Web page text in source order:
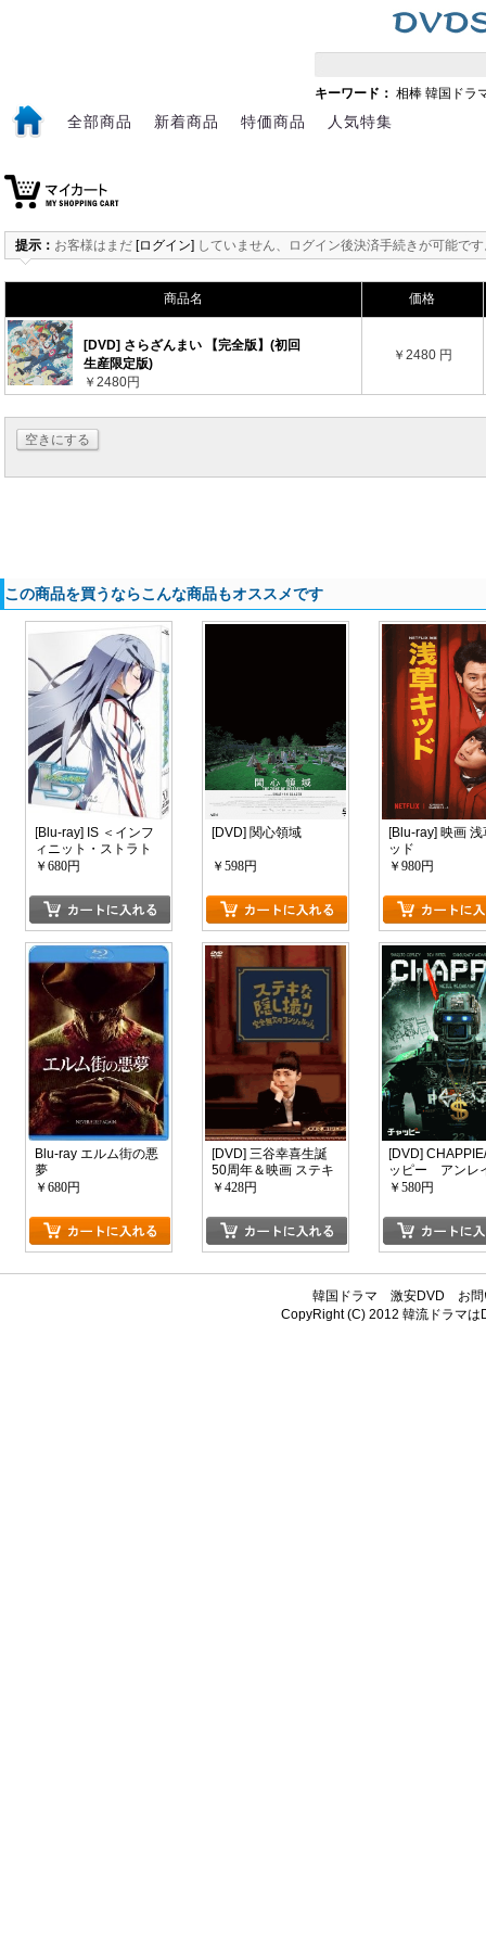
キーワード： 相棒 韓国ドラ
全部商品 新着商品 特価商品 人気特集
提示： お客様はまだ [ログイン] していません、ログイン後決済手続きが可能で
商品名 価格
[DVD] さらざんまい 【完全版】(初回
生産限定版)
￥2480円
￥2480 円
空きにする
この商品を買うならこんな商品もオススメです
[Blu-ray] IS ＜インフ
ィニット・ストラト
ス＞ 第5巻
￥680円
[DVD] 関心領域
￥598円
[Blu-ray] 映画
ッド
￥980円
Blu-ray エルム街の悪
夢
￥680円
[DVD] 三谷幸喜生誕
50周年＆映画 ステキ
な金縛り公開記念 ス
無欠のコンシェルジ
ュ
￥428円
[DVD]
ッピー アンレ
ッド・バージョ
￥580円
韓国ドラマ 激安DVD
お
CopyRight (C) 2012韓流ドラマは